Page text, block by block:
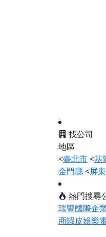
找公司
地區
<臺北市<基
金門縣<屏
熱門搜尋
瑞豐國際企
商蝦皮娛樂